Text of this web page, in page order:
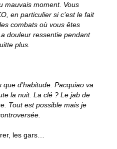
mauvais moment. Vous
en particulier si c’est le fait
combats où vous êtes
douleur ressentie pendant
plus.
d’habitude. Pacquiao va
la nuit. La clé ? Le jab de
Tout est possible mais je
les gars…